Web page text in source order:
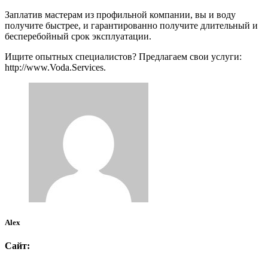
Заплатив мастерам из профильной компании, вы и воду
получите быстрее, и гарантированно получите длительный и
бесперебойный срок эксплуатации.
Ищите опытных специалистов? Предлагаем свои услуги:
http://www.Voda.Services.
Alex
Сайт: